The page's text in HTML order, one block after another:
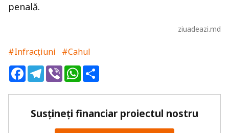
penală.
ziuadeazi.md
#Infracțiuni
#Cahul
FacebookTelegram
ViberWhatsApp
Susțineți financiar proiectul nostru